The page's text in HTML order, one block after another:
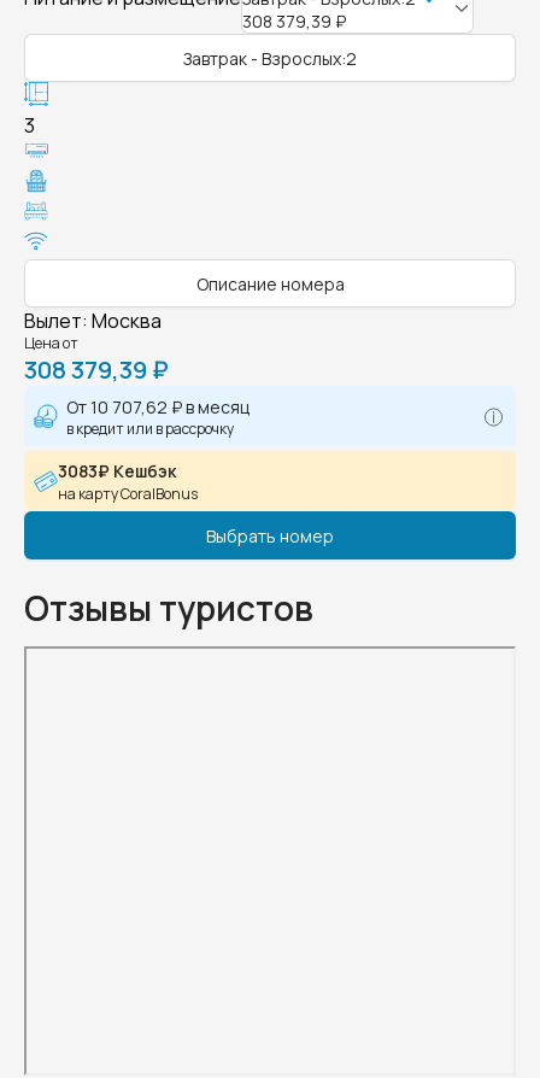
308 379,39 ₽
Завтрак - Взрослых:2
3
Описание номера
Вылет: Москва
Цена от
308 379,39 ₽
От10 707,62 ₽в месяц
в кредит или в рассрочку
3083₽ Кешбэк
на карту CoralBonus
Выбрать номер
Отзывы туристов